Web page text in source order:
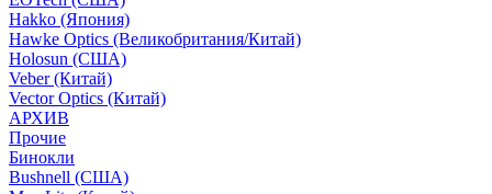
Hakko (Япония)
Hawke Optics (Великобритания/Китай)
Holosun (США)
Veber (Китай)
Vector Optics (Китай)
АРХИВ
Прочие
Бинокли
Bushnell (США)